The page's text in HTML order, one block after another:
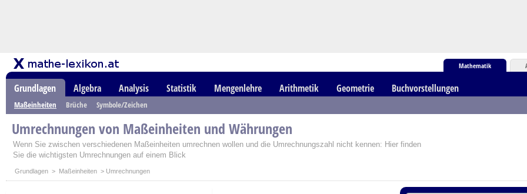
Mathematik
Grundlagen Algebra Analysis Statistik Mengenlehre Arithmetik Geometrie Buchvorstellungen
Maßeinheiten Brüche Symbole/Zeichen
Umrechnungen von Maßeinheiten und Währungen
Wenn Sie zwischen verschiedenen Maßeinheiten umrechnen wollen und die Umrechnungszahl nicht kennen: Hier finden
Sie die wichtigsten Umrechnungen auf einem Blick
Grundlagen > Maßeinheiten > Umrechnungen